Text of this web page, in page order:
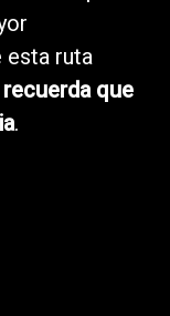
ruta
recuerda que
.